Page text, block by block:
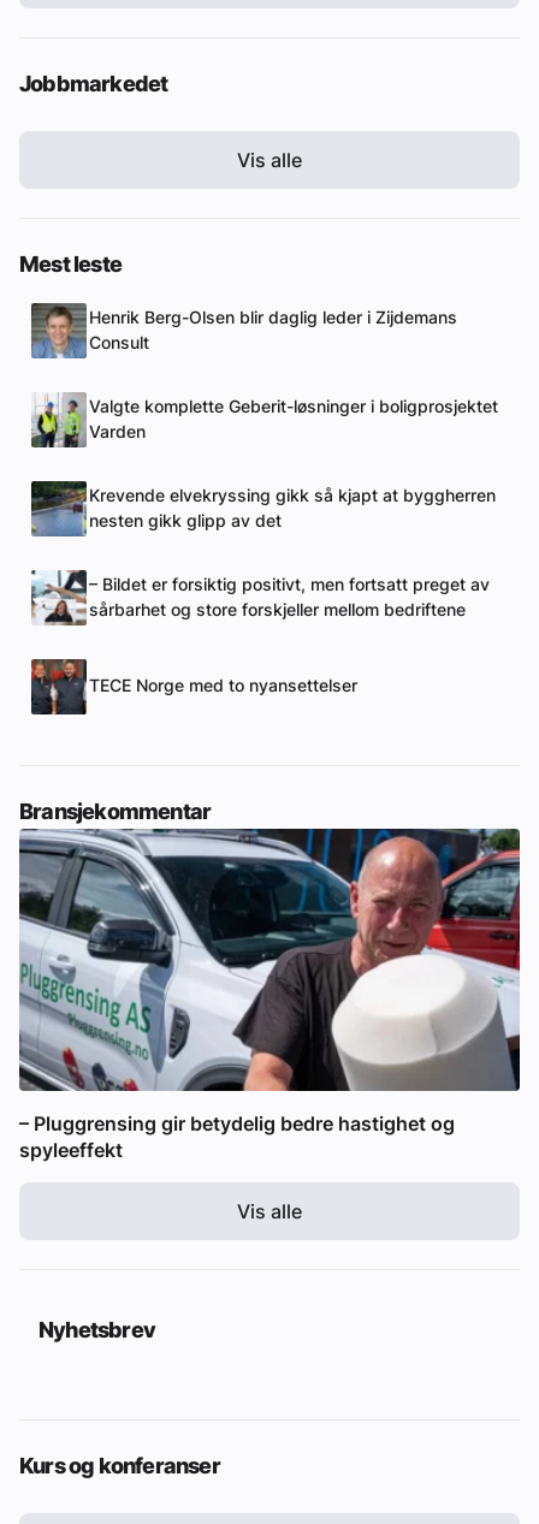
Jobbmarkedet
Vis alle
Mest leste
Henrik Berg-Olsen blir daglig leder i Zijdemans
Consult
Valgte komplette Geberit-løsninger i boligprosjektet
Varden
Krevende elvekryssing gikk så kjapt at byggherren
nesten gikk glipp av det
– Bildet er forsiktig positivt, men fortsatt preget av
sårbarhet og store forskjeller mellom bedriftene
TECE Norge med to nyansettelser
Bransjekommentar
– Pluggrensing gir betydelig bedre hastighet og
spyleeffekt
Vis alle
Nyhetsbrev
Kurs og konferanser